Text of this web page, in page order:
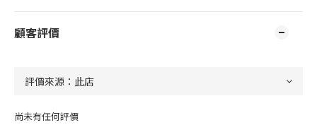
顧客評價
尚未有任何評價